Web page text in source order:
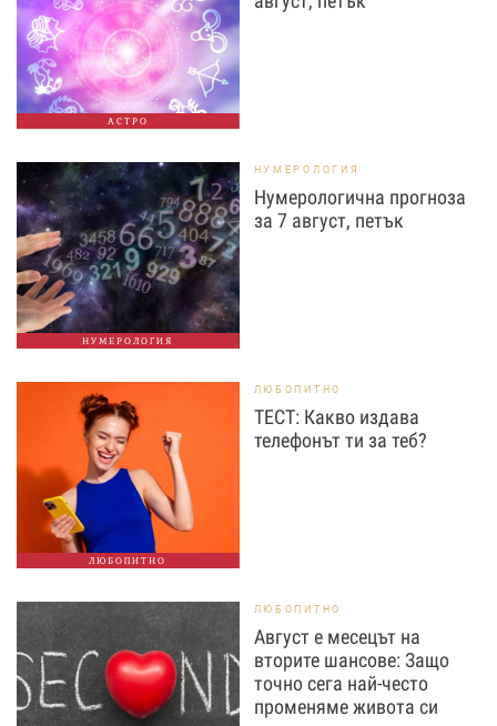
АСТРО
НУМЕРОЛОГИЯ
НУМЕРОЛОГИЯ
Нумерологична прогноза
за 7 август, петък
ЛЮБОПИТНО
ЛЮБОПИТНО
ТЕСТ: Какво издава
телефонът ти за теб?
ЛЮБОПИТНО
Август е месецът на
вторите шансове: Защо
точно сега най-често
променяме живота си